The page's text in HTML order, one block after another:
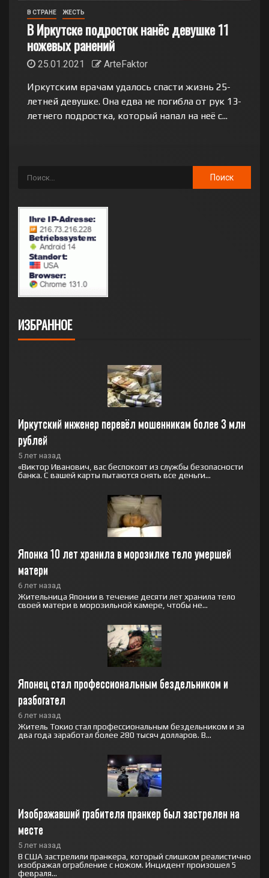
В СТРАНЕ ЖЕСТЬ
В Иркутске подросток нанёс девушке 11
ножевых ранений
25.01.2021
ArteFaktor
Иркутским врачам удалось спасти жизнь 25-
летней девушке. Она едва не погибла от рук 13-
летнего подростка, который напал на неё с...
ИЗБРАННОЕ
Иркутский инженер перевёл мошенникам более 3 млн
рублей
5 лет назад
«Виктор Иванович, вас беспокоят из службы безопасности
банка. С вашей карты пытаются снять все деньги...
Японка 10 лет хранила в морозилке тело умершей
матери
6 лет назад
Жительница Японии в течение десяти лет хранила тело
своей матери в морозильной камере, чтобы не...
Японец стал профессиональным бездельником и
разбогател
6 лет назад
Житель Токио стал профессиональным бездельником и за
два года заработал более 280 тысяч долларов. В...
Изображавший грабителя пранкер был застрелен на
месте
5 лет назад
В США застрелили пранкера, который слишком реалистично
изображал ограбление с ножом. Инцидент произошел 5
февраля...